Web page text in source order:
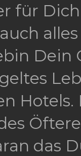
für
Dein
das